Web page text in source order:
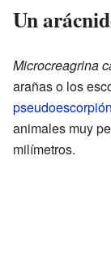
Un
Microcreagrina
arañas o los
pseudoescorpión
animales muy
milímetros.